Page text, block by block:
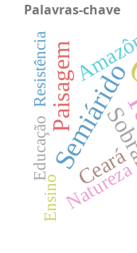
Palavras-chave
Semiárido
Paisagem
Ceará
Natureza
Resistência
Educação
Ensino